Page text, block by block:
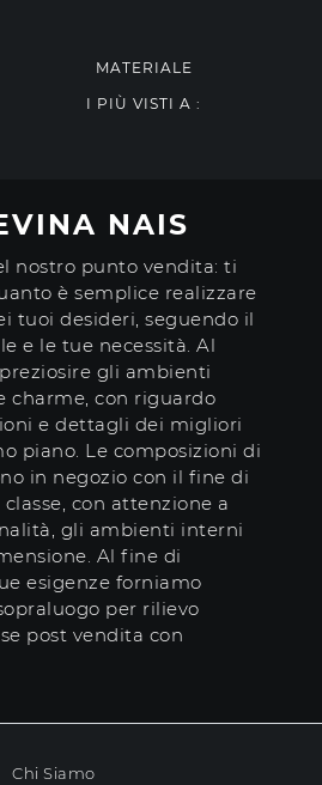
MATERIALE
I PIÙ VISTI A :
NAIS
nostro punto vendita: ti
è semplice realizzare
tuoi desideri, seguendo il
e le tue necessità. Al
gli ambienti
charme, con riguardo
e dettagli dei migliori
piano. Le composizioni di
in negozio con il fine di
con attenzione a
gli ambienti interni
Al fine di
esigenze forniamo
per rilievo
post vendita con
Chi Siamo